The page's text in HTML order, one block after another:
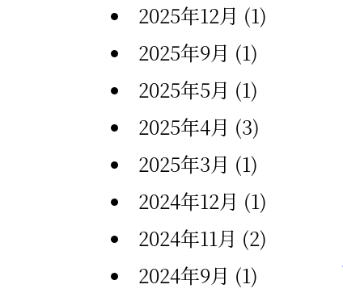
2025年12月 (1)
2025年9月 (1)
2025年5月 (1)
2025年4月 (3)
2025年3月 (1)
2024年12月 (1)
2024年11月 (2)
2024年9月 (1)